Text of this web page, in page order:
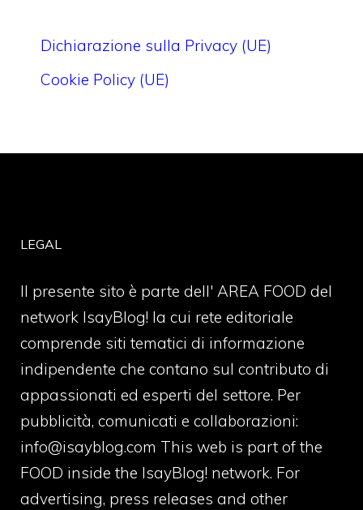
Dichiarazione sulla Privacy (UE)
Cookie Policy (UE)
LEGAL
Il presente sito è parte dell' AREA FOOD del
network IsayBlog! la cui rete editoriale
comprende siti tematici di informazione
indipendente che contano sul contributo di
appassionati ed esperti del settore. Per
pubblicità, comunicati e collaborazioni:
info@isayblog.com This web is part of the
FOOD inside the IsayBlog! network. For
advertising, press releases and other